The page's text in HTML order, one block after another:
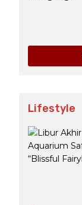
Lifestyle